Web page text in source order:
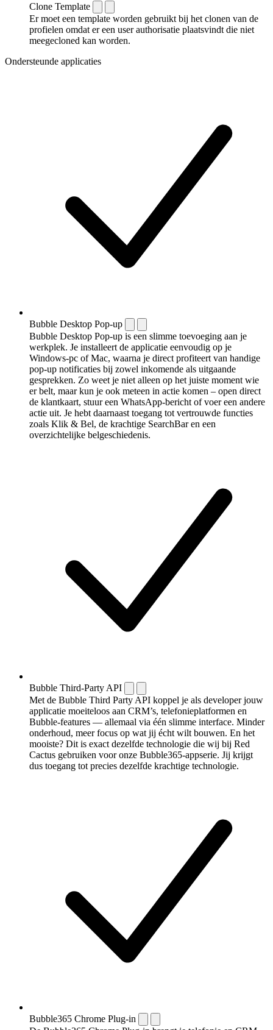
Clone Template
Er moet een template worden gebruikt bij het clonen van de
profielen omdat er een user authorisatie plaatsvindt die niet
meegecloned kan worden.
Ondersteunde applicaties
Bubble Desktop Pop-up
Bubble Desktop Pop-up is een slimme toevoeging aan je
werkplek. Je installeert de applicatie eenvoudig op je
Windows-pc of Mac, waarna je direct profiteert van handige
pop-up notificaties bij zowel inkomende als uitgaande
gesprekken. Zo weet je niet alleen op het juiste moment wie
er belt, maar kun je ook meteen in actie komen – open direct
de klantkaart, stuur een WhatsApp-bericht of voer een andere
actie uit. Je hebt daarnaast toegang tot vertrouwde functies
zoals Klik & Bel, de krachtige SearchBar en een
overzichtelijke belgeschiedenis.
Bubble Third-Party API
Met de Bubble Third Party API koppel je als developer jouw
applicatie moeiteloos aan CRM’s, telefonieplatformen en
Bubble-features — allemaal via één slimme interface. Minder
onderhoud, meer focus op wat jij écht wilt bouwen. En het
mooiste? Dit is exact dezelfde technologie die wij bij Red
Cactus gebruiken voor onze Bubble365-appserie. Jij krijgt
dus toegang tot precies dezelfde krachtige technologie.
Bubble365 Chrome Plug-in